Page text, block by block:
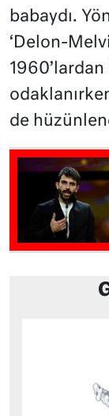
babaydı.
‘Delon-
de